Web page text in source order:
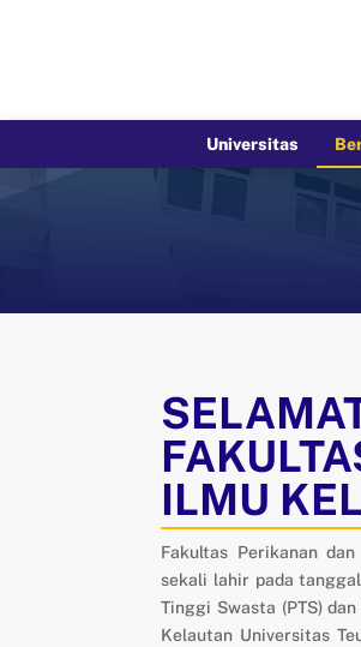
Universitas
ILMU
Fakultas Perikanan
sekali lahir pada
Tinggi Swasta (PTS)
Kelautan Universitas